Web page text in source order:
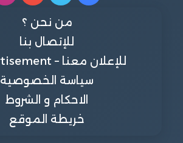
من نحن ؟
للإتصال بنا
للإعلان معنا – Advertisement
سياسة الخصوصية
الاحكام و الشروط
خريطة الموقع